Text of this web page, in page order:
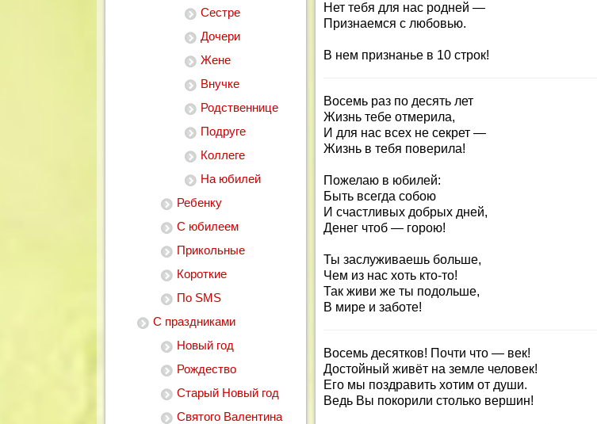
Сестре
Дочери
Жене
Внучке
Родственнице
Подруге
Коллеге
На юбилей
Ребенку
С юбилеем
Прикольные
Короткие
По SMS
С праздниками
Новый год
Рождество
Старый Новый год
Святого Валентина
Нет тебя для нас родней —
Признаемся с любовью.
В нем признанье в 10 строк!
Восемь раз по десять лет
Жизнь тебе отмерила,
И для нас всех не секрет —
Жизнь в тебя поверила!
Пожелаю в юбилей:
Быть всегда собою
И счастливых добрых дней,
Денег чтоб — горою!
Ты заслуживаешь больше,
Чем из нас хоть кто-то!
Так живи же ты подольше,
В мире и заботе!
Восемь десятков! Почти что — век!
Достойный живёт на земле человек!
Его мы поздравить хотим от души.
Ведь Вы покорили столько вершин!